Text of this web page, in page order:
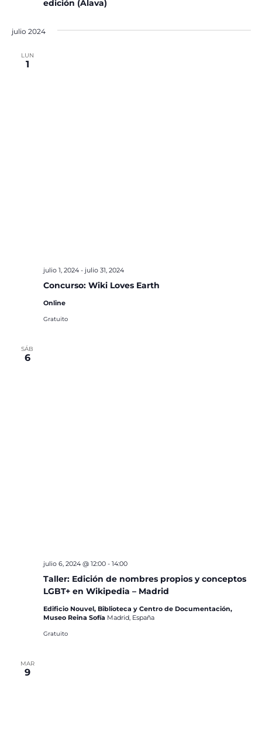
edición (Álava)
julio 2024
LUN
1
Concurso: Wiki Loves Earth
julio 1, 2024- julio 31, 2024
Online
Gratuito
SÁB
6
Taller: Edición de nombres propios y conceptos
LGBT+ en Wikipedia – Madrid
julio 6, 2024 @ 12:00- 14:00
Edificio Nouvel, Biblioteca y Centro de Documentación,
Museo Reina Sofía Madrid, España
Gratuito
MAR
9